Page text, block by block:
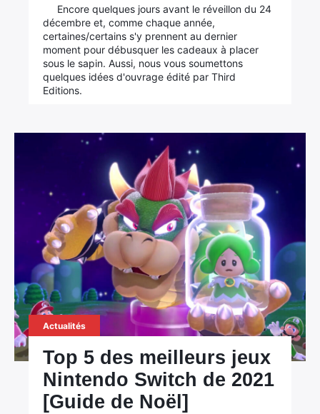
Encore quelques jours avant le réveillon du 24
décembre et, comme chaque année,
certaines/certains s'y prennent au dernier
moment pour débusquer les cadeaux à placer
sous le sapin. Aussi, nous vous soumettons
quelques idées d'ouvrage édité par Third
Editions.
Actualités
Top 5 des meilleurs jeux
Nintendo Switch de 2021
[Guide de Noël]